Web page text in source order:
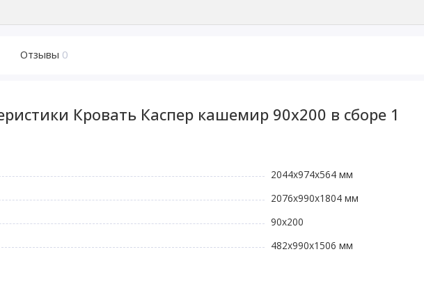
Отзывы 0
Кровать Каспер кашемир 90х200 в сборе 1
2044х974х564 мм
2076х990х1804 мм
90х200
482х990х1506 мм